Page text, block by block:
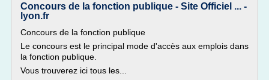
Concours de la fonction publique - Site Officiel ... -
lyon.fr
Concours de la fonction publique
Le concours est le principal mode d'accès aux emplois dans
la fonction publique.
Vous trouverez ici tous les...